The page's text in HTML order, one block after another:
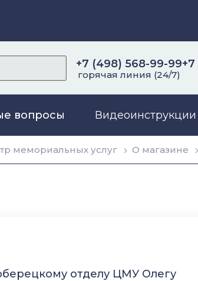
+7 (498) 568-99-99
горячая линия (24/7)
вопросы Видеоинструкции
мемориальных услуг О магазине
отделу ЦМУ Олегу